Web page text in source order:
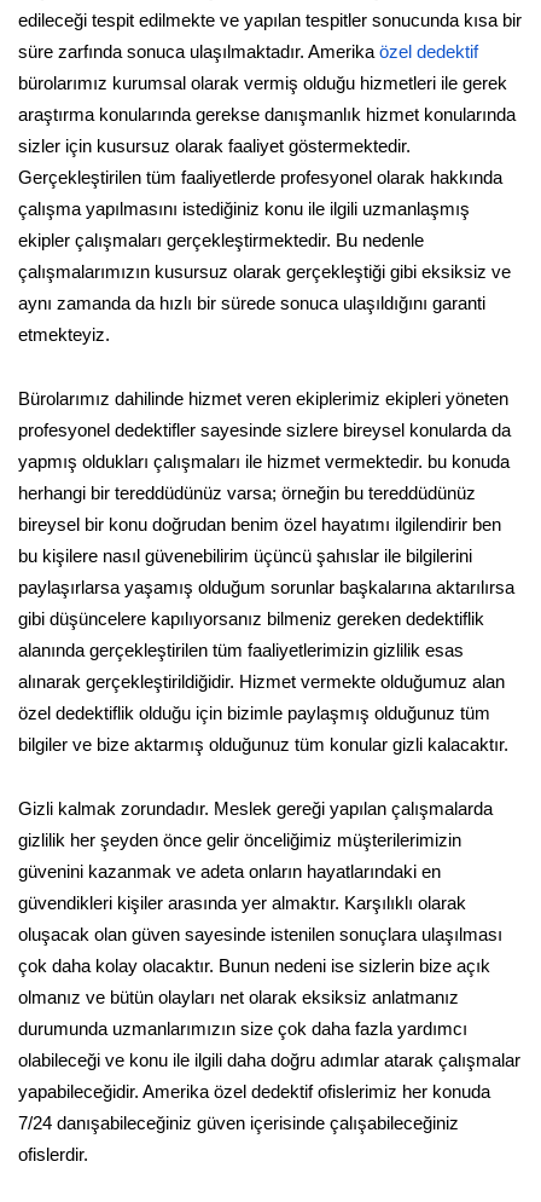
edileceği tespit edilmekte ve yapılan tespitler sonucunda kısa bir
süre zarfında sonuca ulaşılmaktadır. Amerika özel dedektif
bürolarımız kurumsal olarak vermiş olduğu hizmetleri ile gerek
araştırma konularında gerekse danışmanlık hizmet konularında
sizler için kusursuz olarak faaliyet göstermektedir.
Gerçekleştirilen tüm faaliyetlerde profesyonel olarak hakkında
çalışma yapılmasını istediğiniz konu ile ilgili uzmanlaşmış
ekipler çalışmaları gerçekleştirmektedir. Bu nedenle
çalışmalarımızın kusursuz olarak gerçekleştiği gibi eksiksiz ve
aynı zamanda da hızlı bir sürede sonuca ulaşıldığını garanti
etmekteyiz.
Bürolarımız dahilinde hizmet veren ekiplerimiz ekipleri yöneten
profesyonel dedektifler sayesinde sizlere bireysel konularda da
yapmış oldukları çalışmaları ile hizmet vermektedir. bu konuda
herhangi bir tereddüdünüz varsa; örneğin bu tereddüdünüz
bireysel bir konu doğrudan benim özel hayatımı ilgilendirir ben
bu kişilere nasıl güvenebilirim üçüncü şahıslar ile bilgilerini
paylaşırlarsa yaşamış olduğum sorunlar başkalarına aktarılırsa
gibi düşüncelere kapılıyorsanız bilmeniz gereken dedektiflik
alanında gerçekleştirilen tüm faaliyetlerimizin gizlilik esas
alınarak gerçekleştirildiğidir. Hizmet vermekte olduğumuz alan
özel dedektiflik olduğu için bizimle paylaşmış olduğunuz tüm
bilgiler ve bize aktarmış olduğunuz tüm konular gizli kalacaktır.
Gizli kalmak zorundadır. Meslek gereği yapılan çalışmalarda
gizlilik her şeyden önce gelir önceliğimiz müşterilerimizin
güvenini kazanmak ve adeta onların hayatlarındaki en
güvendikleri kişiler arasında yer almaktır. Karşılıklı olarak
oluşacak olan güven sayesinde istenilen sonuçlara ulaşılması
çok daha kolay olacaktır. Bunun nedeni ise sizlerin bize açık
olmanız ve bütün olayları net olarak eksiksiz anlatmanız
durumunda uzmanlarımızın size çok daha fazla yardımcı
olabileceği ve konu ile ilgili daha doğru adımlar atarak çalışmalar
yapabileceğidir. Amerika özel dedektif ofislerimiz her konuda
7/24 danışabileceğiniz güven içerisinde çalışabileceğiniz
ofislerdir.